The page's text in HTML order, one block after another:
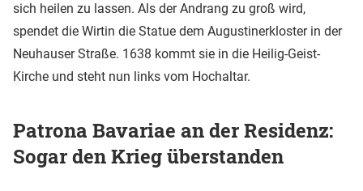
sich heilen zu lassen. Als der Andrang zu groß wird,
spendet die Wirtin die Statue dem Augustinerkloster in der
Neuhauser Straße. 1638 kommt sie in die Heilig-Geist-
Kirche und steht nun links vom Hochaltar.
Patrona Bavariae an der Residenz:
Sogar den Krieg überstanden